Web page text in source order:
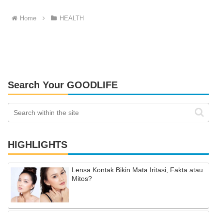
Home HEALTH
Search Your GOODLIFE
HIGHLIGHTS
Lensa Kontak Bikin Mata Iritasi, Fakta atau
Mitos?